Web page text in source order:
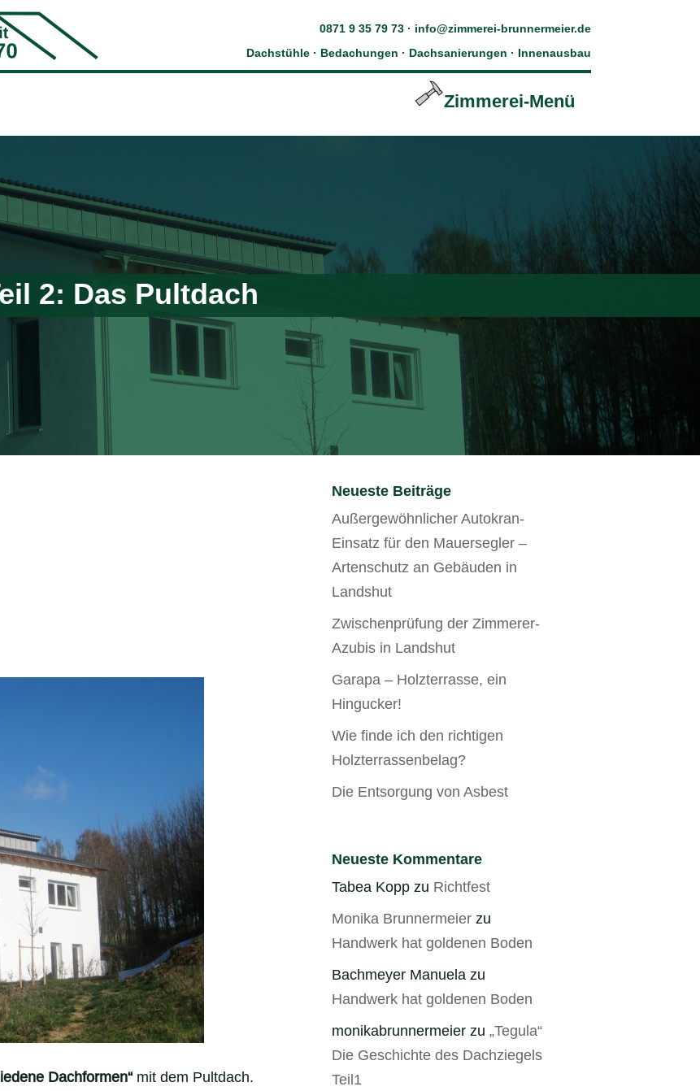
0871 9 35 79 73· info@zimmerei-brunnermeier.de
Dachstühle · Bedachungen · Dachsanierungen · Innenausbau
Zimmerei-Menü
2: Das Pultdach
Dachformen“mit dem Pultdach.
Neueste Beiträge
Außergewöhnlicher Autokran-
Einsatz für den Mauersegler –
Artenschutz an Gebäuden in
Landshut
Zwischenprüfung der Zimmerer-
Azubis in Landshut
Garapa – Holzterrasse, ein
Hingucker!
Wie finde ich den richtigen
Holzterrassenbelag?
Die Entsorgung von Asbest
Neueste Kommentare
Tabea Koppzu Richtfest
Monika Brunnermeierzu
Handwerk hat goldenen Boden
Bachmeyer Manuelazu
Handwerk hat goldenen Boden
monikabrunnermeierzu „Tegula“
Die Geschichte des Dachziegels
Teil1